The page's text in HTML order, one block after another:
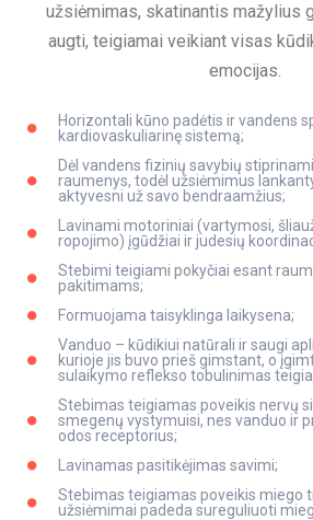
užsiėmimas, skatinantis mažylius
augti, teigiamai veikiant visas
emocijas.
Horizontali kūno padėtis ir vandens
kardiovaskuliarinę sistemą;
Dėl vandens fizinių savybių
raumenys, todėl užsiėmimus
aktyvesni už savo bendraamžius;
Lavinami motoriniai (vartymosi,
ropojimo) įgūdžiai ir judesių
Stebimi teigiami pokyčiai esant
pakitimams;
Formuojama taisyklinga laikysena;
Vanduo – kūdikiui natūrali ir saugi
kurioje jis buvo prieš gimstant, o
sulaikymo reflekso tobulinimas
Stebimas teigiamas poveikis nervų
smegenų vystymuisi, nes vanduo ir
odos receptorius;
Lavinamas pasitikėjimas savimi;
Stebimas teigiamas poveikis miego
užsiėmimai padeda sureguliuoti